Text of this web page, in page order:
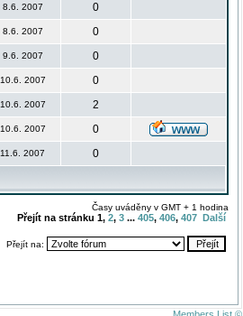
8.6. 2007
0
8.6. 2007
0
9.6. 2007
0
10.6. 2007
0
10.6. 2007
2
10.6. 2007
0
11.6. 2007 0
Časy uváděny v GMT + 1 hodina
Přejít na stránku 1, 2, 3 ... 405, 406, 407 Další
Přejít na: